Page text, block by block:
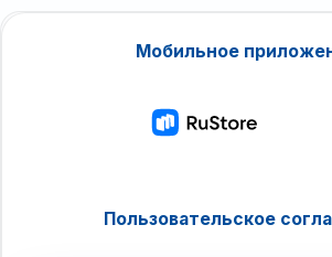
Мобильное
Пользовательское